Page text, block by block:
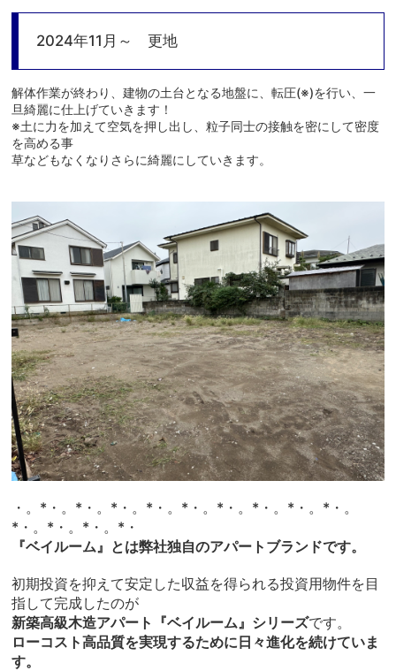
2024年11月～ 更地
解体作業が終わり、建物の土台となる地盤に、転圧(※)を行い、一
旦綺麗に仕上げていきます！
※土に力を加えて空気を押し出し、粒子同士の接触を密にして密度
を高める事
草などもなくなりさらに綺麗にしていきます。
・。*・。*・。*・。*・。*・。*・。*・。*・。*・。
*・。*・。*・。*・
『ベイルーム』とは弊社独自のアパートブランドです。
初期投資を抑えて安定した収益を得られる投資用物件を目
指して完成したのが
新築高級木造アパート『ベイルーム』シリーズです。
ローコスト高品質を実現するために日々進化を続けていま
す。